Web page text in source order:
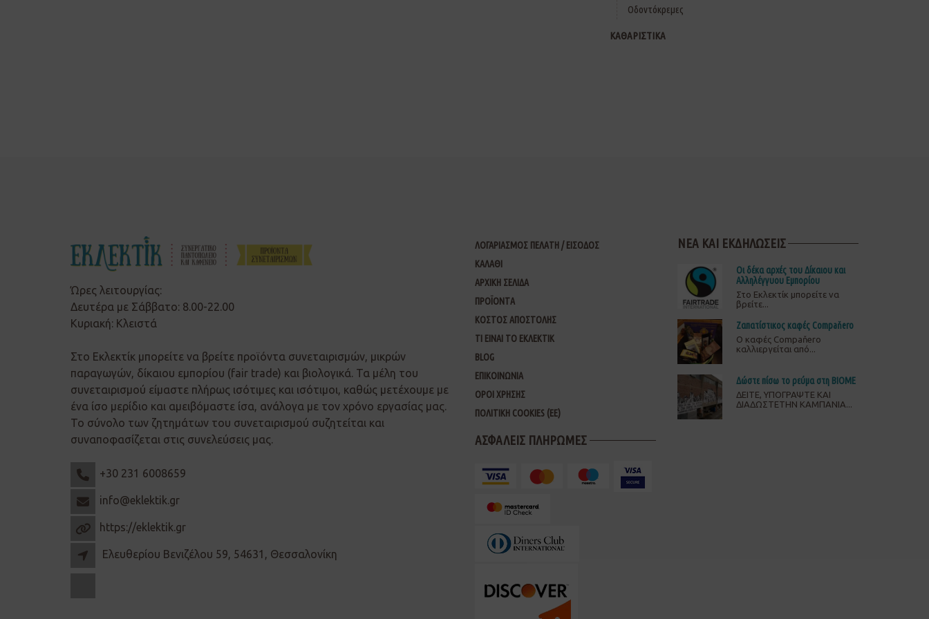
Οδοντόκρεμες
ΚΑΘΑΡΙΣΤΙΚΑ
Ώρες λειτουργίας:
Δευτέρα με Σάββατο: 8.00-22.00
Κυριακή: Κλειστά
Στο Εκλεκτίκ μπορείτε να βρείτε προϊόντα συνεταιρισμών, μικρών
παραγωγών, δίκαιου εμπορίου (fair trade) και βιολογικά. Τα μέλη του
συνεταιρισμού είμαστε πλήρως ισότιμες και ισότιμοι, καθώς μετέχουμε με
ένα ίσο μερίδιο και αμειβόμαστε ίσα, ανάλογα με τον χρόνο εργασίας μας.
Το σύνολο των ζητημάτων του συνεταιρισμού συζητείται και
συναποφασίζεται στις συνελεύσεις μας.
+30 231 6008659
info@eklektik.gr
https://eklektik.gr
Ελευθερίου Βενιζέλου 59, 54631, Θεσσαλονίκη
ΛΟΓΑΡΙΑΣΜΟΣ ΠΕΛΑΤΗ / ΕΙΣΟΔΟΣ
ΚΑΛΑΘΙ
ΑΡΧΙΚΗ ΣΕΛΙΔΑ
ΠΡΟΪΟΝΤΑ
ΚΟΣΤΟΣ ΑΠΟΣΤΟΛΗΣ
ΤΙ ΕΙΝΑΙ ΤΟ ΕΚΛΕΚΤΙΚ
BLOG
ΕΠΙΚΟΙΝΩΝΙΑ
ΟΡΟΙ ΧΡΗΣΗΣ
ΠΟΛΙΤΙΚΗ COOKIES (ΕΕ)
ΑΣΦΑΛΕΙΣ ΠΛΗΡΩΜΕΣ
ΝΕΑ ΚΑΙ ΕΚΔΗΛΩΣΕΙΣ
Οι δέκα αρχές του Δίκαιου και
Αλληλέγγυου Εμπορίου
Στο Εκλεκτίκ μπορείτε να
βρείτε...
Ζαπατίστικος καφές Compaňero
O καφές Compaňero
καλλιεργείται από...
Δώστε πίσω το ρεύμα στη ΒΙΟΜΕ
ΔΕΙΤΕ, ΥΠΟΓΡΑΨΤΕ ΚΑΙ
ΔΙΑΔΩΣΤΕΤΗΝ ΚΑΜΠΑΝΙΑ...